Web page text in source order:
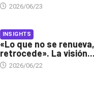
2026/06/23
INSIGHTS
«Lo que no se renueva,
retrocede». La visión...
2026/06/22